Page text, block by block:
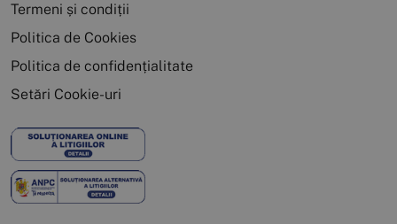
Termeni și condiții
Politica de Cookies
Politica de confidențialitate
Setări Cookie-uri